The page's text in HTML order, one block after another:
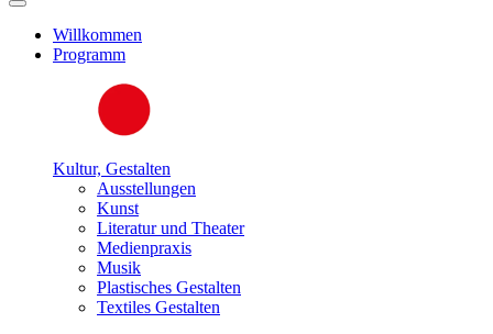
Willkommen
Programm
Kultur, Gestalten
Ausstellungen
Kunst
Literatur und Theater
Medienpraxis
Musik
Plastisches Gestalten
Textiles Gestalten